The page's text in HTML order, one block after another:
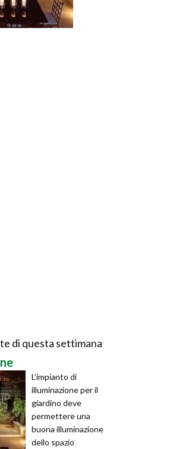
di questa settimana
L’impianto di
illuminazione per il
giardino deve
permettere una
buona illuminazione
dello spazio